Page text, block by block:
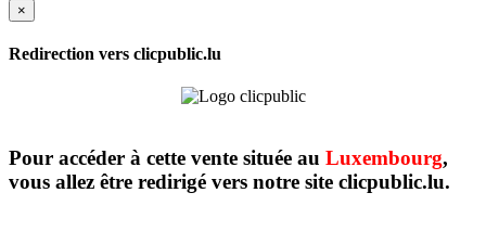
×
Redirection vers clicpublic.lu
Pour accéder à cette vente située au Luxembourg,
vous allez être redirigé vers notre site clicpublic.lu.